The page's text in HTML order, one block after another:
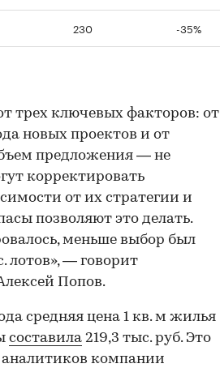
230 -35%
трех ключевых факторов: от
новых проектов и от
предложения — не
корректировать
от их стратегии и
позволяют это делать.
меньше выбор был
лотов», — говорит
Попов.
средняя цена 1 кв. м жилья
составила 219,3 тыс. руб. Это
компании